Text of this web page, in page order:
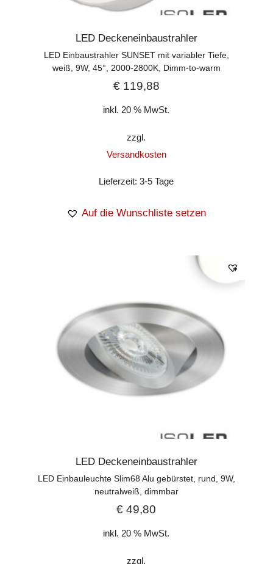
LED Deckeneinbaustrahler
LED Einbaustrahler SUNSET mit variabler Tiefe,
weiß, 9W, 45°, 2000-2800K, Dimm-to-warm
€119,88
inkl. 20 % MwSt.
zzgl.
Versandkosten
Lieferzeit:3-5 Tage
Auf die Wunschliste setzen
LED Deckeneinbaustrahler
LED Einbauleuchte Slim68 Alu gebürstet, rund, 9W,
neutralweiß, dimmbar
€ 49,80
inkl. 20 % MwSt.
zzgl.